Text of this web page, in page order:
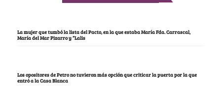
La mujer que tumbó la lista del Pacto, en la que estaba María Fda. Carrascal,
María del Mar Pizarro y “Lalis
Los opositores de Petro no tuvieron más opción que criticar la puerta por la que
entró a la Casa Blanca